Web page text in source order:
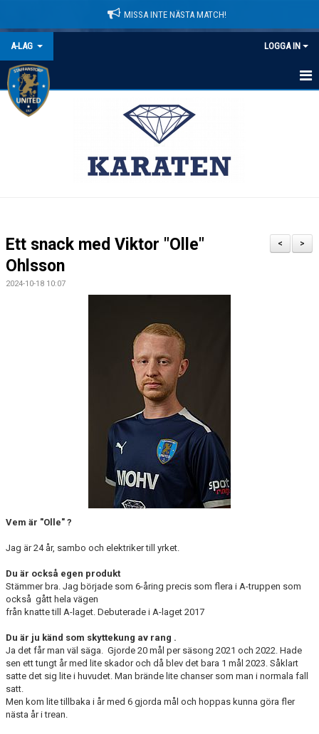
MISSA INTE NÄSTA MATCH!
A-LAG LOGGA IN
HEM
BILDGALLERI
DOKUMENT
>
<
Ett snack med Viktor "Olle"
Ohlsson
2024-10-18 10:07
Vem är "Olle" ?
Jag är 24 år, sambo och elektriker till yrket.
Du är också egen produkt
Stämmer bra. Jag började som 6-åring precis som flera i A-truppen som
också gått hela vägen
från knatte till A-laget. Debuterade i A-laget 2017
Du är ju känd som skyttekung av rang .
Ja det får man väl säga. Gjorde 20 mål per säsong 2021 och 2022. Hade
sen ett tungt år med lite skador och då blev det bara 1 mål 2023. Såklart
satte det sig lite i huvudet. Man brände lite chanser som man i normala fall
satt.
Men kom lite tillbaka i år med 6 gjorda mål och hoppas kunna göra fler
nästa år i trean.